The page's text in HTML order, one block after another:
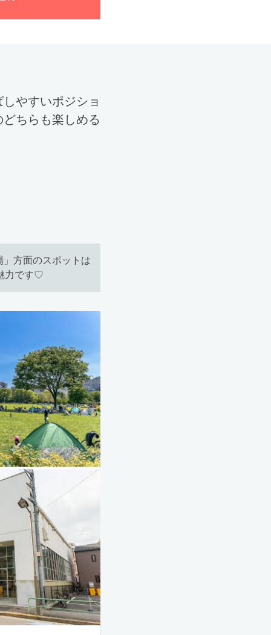
やすいポジショ
ちらも楽しめる
」方面のスポットは
力です♡